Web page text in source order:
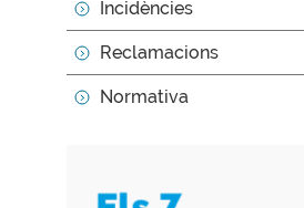
Incidències
Reclamacions
Normativa